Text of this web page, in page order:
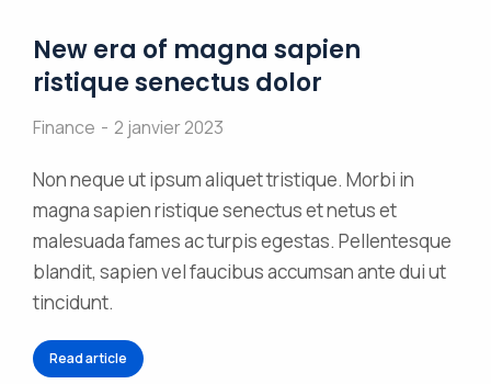
New era of magna sapien
ristique senectus dolor
Finance 2 janvier 2023
Non neque ut ipsum aliquet tristique. Morbi in
magna sapien ristique senectus et netus et
malesuada fames ac turpis egestas. Pellentesque
blandit, sapien vel faucibus accumsan ante dui ut
tincidunt.
Read article